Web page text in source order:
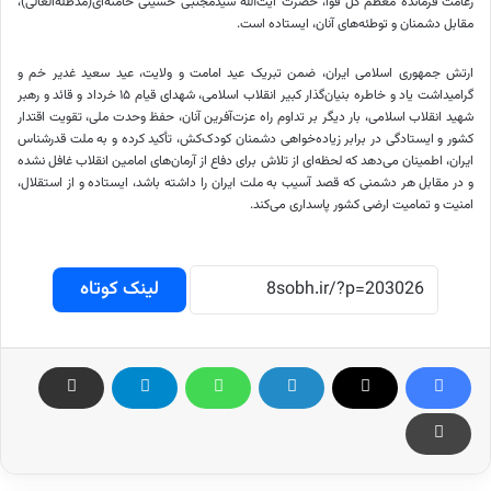
مقابل دشمنان و توطئه‌های آنان، ایستاده است.
ارتش جمهوری اسلامی ایران، ضمن تبریک عید امامت و ولایت، عید سعید غدیر خم و
گرامیداشت یاد و خاطره بنیان‌گذار کبیر انقلاب اسلامی، شهدای قیام ۱۵ خرداد و قائد و رهبر
شهید انقلاب اسلامی، بار دیگر بر تداوم راه عزت‌آفرین آنان، حفظ وحدت ملی، تقویت اقتدار
کشور و ایستادگی در برابر زیاده‌خواهی دشمنان کودک‌کش، تأکید کرده و به ملت قدرشناس
ایران، اطمینان می‌دهد که لحظه‌ای از تلاش برای دفاع از آرمان‌های امامین انقلاب غافل نشده
و در مقابل هر دشمنی که قصد آسیب به ملت ایران را داشته باشد، ایستاده و از استقلال،
امنیت و تمامیت ارضی کشور پاسداری می‌کند.
لینک کوتاه